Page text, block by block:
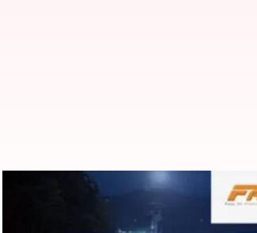
FASTag annual
Jun 18, 2025 03:32 pm